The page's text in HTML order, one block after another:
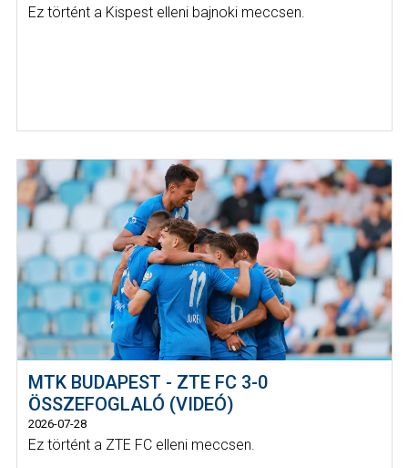
Ez történt a Kispest elleni bajnoki meccsen.
MTK BUDAPEST - ZTE FC 3-0
ÖSSZEFOGLALÓ (VIDEÓ)
2026-07-28
Ez történt a ZTE FC elleni meccsen.